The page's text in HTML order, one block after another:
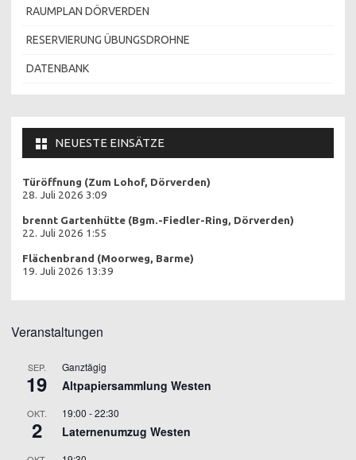
RAUMPLAN DÖRVERDEN
RESERVIERUNG ÜBUNGSDROHNE
DATENBANK
NEUESTE EINSÄTZE
Türöffnung (Zum Lohof, Dörverden)
28. Juli 2026 3:09
brennt Gartenhütte (Bgm.-Fiedler-Ring, Dörverden)
22. Juli 2026 1:55
Flächenbrand (Moorweg, Barme)
19. Juli 2026 13:39
Veranstaltungen
SEP.
19
Ganztägig
Altpapiersammlung Westen
OKT.
2
19:00 -22:30
Laternenumzug Westen